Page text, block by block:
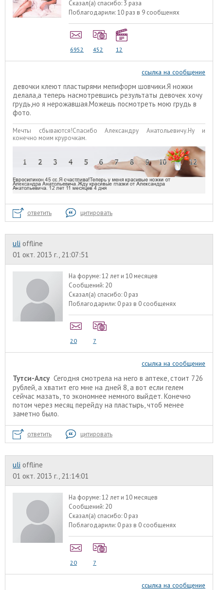
Сказал(а) спасибо: 3 раза
Поблагодарили:10 раз в 9 сообщенях
6952 452 12
ссылка на сообщение
девочки клеют пластырями мепиформ шовчики.Я ножки
делала,а теперь насмотревшись результаты девочек хочу
грудь,но я нерожавшая.Можешь посмотреть мою грудь в
фото.
Мечты сбываются!Спасибо Александру Анатольевичу.Ну и
конечно моим крурочкам.
ответить цитировать
uli offline
01 окт. 2013 г., 21:07:51
На форуме:12 лет и 10 месяцев
Сообщений: 20
Сказал(а) спасибо: 0 раз
Поблагодарили: 0 раз в 0 сообщенях
20 7
ссылка на сообщение
Тутси-Алсу Сегодня смотрела на него в аптеке, стоит 726
рублей, а хватит его мне на дней 8, а вот если гелем
сейчас мазать, то экономнее немного выйдет. Конечно
потом через месяц перейду на пластырь, чтоб менее
заметно было.
ответить цитировать
uli offline
01 окт. 2013 г., 21:14:01
На форуме:12 лет и 10 месяцев
Сообщений: 20
Сказал(а) спасибо: 0 раз
Поблагодарили: 0 раз в 0 сообщенях
20 7
ссылка на сообщение